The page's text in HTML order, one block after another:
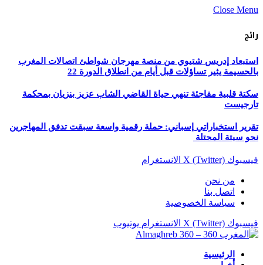
Close Menu
رائج
استبعاد إدريس شتيوي من منصة مهرجان شواطئ اتصالات المغرب
بالحسيمة يثير تساؤلات قبل أيام من انطلاق الدورة 22
سكتة قلبية مفاجئة تنهي حياة القاضي الشاب عزيز بنزيان بمحكمة
تارجيست
تقرير استخباراتي إسباني: حملة رقمية واسعة سبقت تدفق المهاجرين
نحو سبتة المحتلة
فيسبوك X (Twitter) الانستغرام
من نحن
اتصل بنا
سياسة الخصوصية
فيسبوك X (Twitter) الانستغرام يوتيوب
الرئيسية